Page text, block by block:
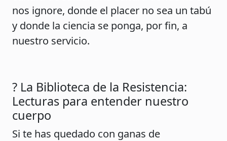
nos ignore, donde el placer no sea un tabú
y donde la ciencia se ponga, por fin, a
nuestro servicio.
? La Biblioteca de la Resistencia:
Lecturas para entender nuestro
cuerpo
Si te has quedado con ganas de